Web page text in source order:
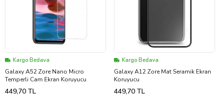
Kargo Bedava
Galaxy A52 Zore Nano Micro
Temperli Cam Ekran Koruyucu
449,70 TL
Kargo Bedava
Galaxy A12 Zore Mat Seramik Ekran
Koruyucu
449,70 TL